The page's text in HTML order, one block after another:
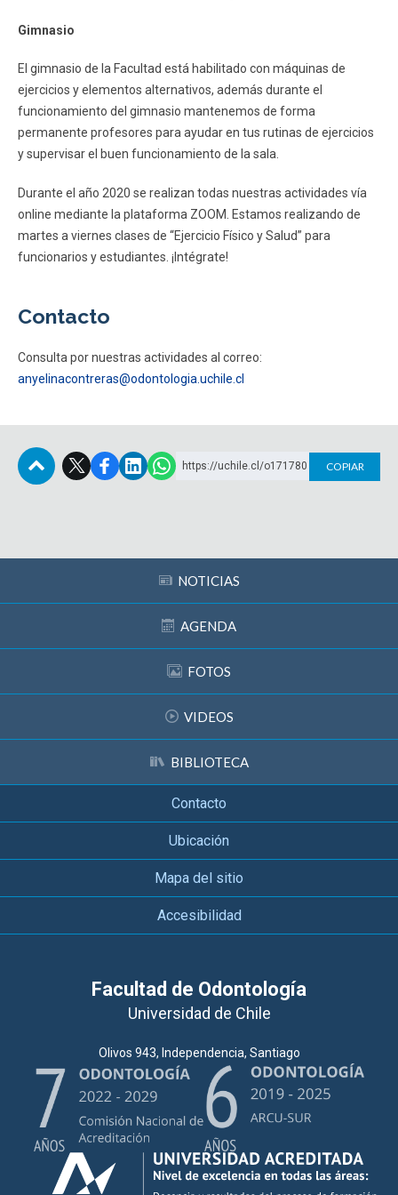
Gimnasio
El gimnasio de la Facultad está habilitado con máquinas de
ejercicios y elementos alternativos, además durante el
funcionamiento del gimnasio mantenemos de forma
permanente profesores para ayudar en tus rutinas de ejercicios
y supervisar el buen funcionamiento de la sala.
Durante el año 2020 se realizan todas nuestras actividades vía
online mediante la plataforma ZOOM. Estamos realizando de
martes a viernes clases de “Ejercicio Físico y Salud” para
funcionarios y estudiantes. ¡Intégrate!
Contacto
Consulta por nuestras actividades al correo:
anyelinacontreras@odontologia.uchile.cl
https://uchile.cl/o171780 COPIAR
NOTICIAS
AGENDA
FOTOS
VIDEOS
BIBLIOTECA
Contacto
Ubicación
Mapa del sitio
Accesibilidad
Facultad de Odontología
Universidad de Chile
Olivos 943, Independencia, Santiago